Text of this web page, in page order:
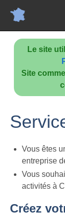
Le site
Site
Vous êtes
entreprise
Vous
activités à
Créez